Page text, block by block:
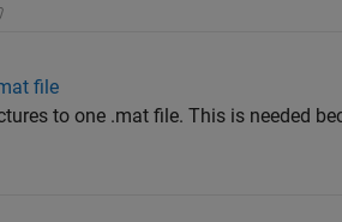
file
to one .mat file. This is needed